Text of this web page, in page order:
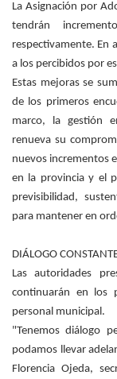
La Asignación por
tendrán
respectivamente. En
a los percibidos por
Estas mejoras se
de los primeros
marco, la gestión
renueva su
nuevos incrementos
en la provincia y el
previsibilidad,
para mantener en
DIÁLOGO
Las autoridades
continuarán en los
personal municipal.
"Tenemos diálogo
podamos llevar
Florencia Ojeda,